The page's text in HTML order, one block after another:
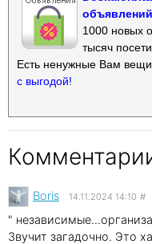
1000 новых
тысяч
Есть ненужные Вам
с выгодой!
Boris 14.11.2024 14:10 #
"
Звучит загадочно. Это